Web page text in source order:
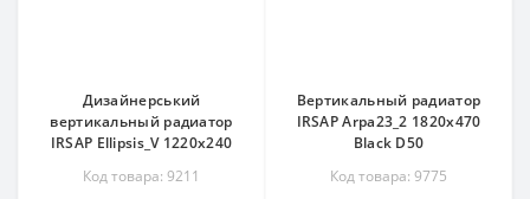
Дизайнерський
вертикальный радиатор
IRSAP Ellipsis_V 1220x240
Код товара: 9211
Вертикальный радиатор
IRSAP Arpa23_2 1820x470
Black D50
Код товара: 9775